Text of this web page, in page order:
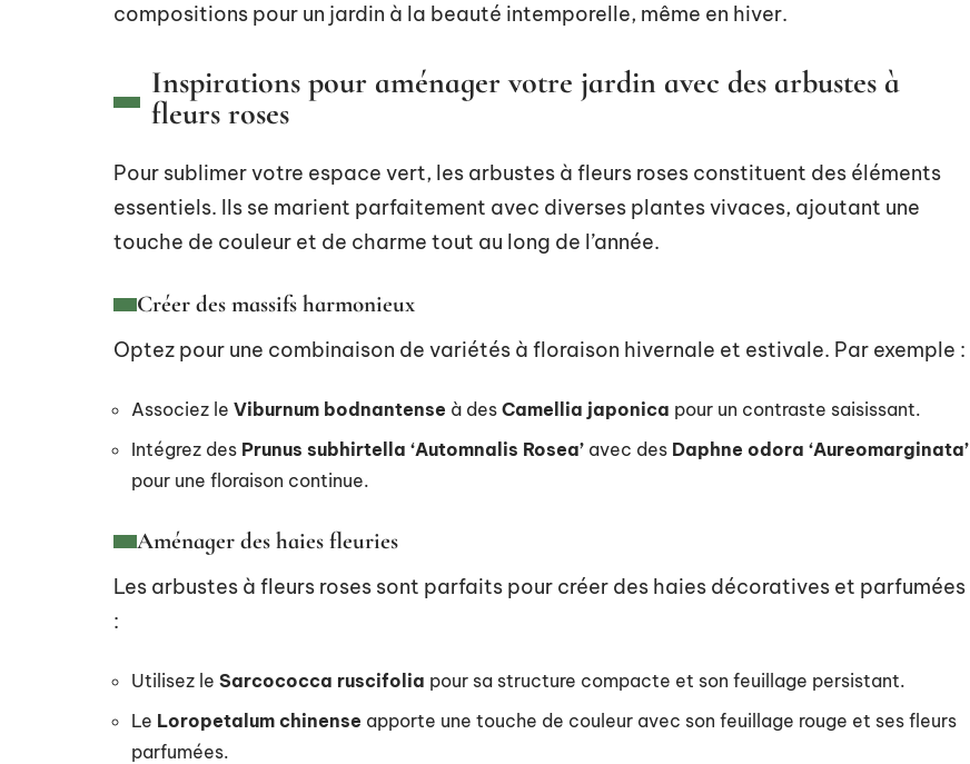
compositions pour un jardin à la beauté intemporelle, même en hiver.
Inspirations pour aménager votre jardin avec des arbustes à
fleurs roses
Pour sublimer votre espace vert, les arbustes à fleurs roses constituent des éléments
essentiels. Ils se marient parfaitement avec diverses plantes vivaces, ajoutant une
touche de couleur et de charme tout au long de l’année.
Créer des massifs harmonieux
Optez pour une combinaison de variétés à floraison hivernale et estivale. Par exemple :
Associez le Viburnum bodnantense à des Camellia japonica pour un contraste saisissant.
Intégrez des Prunus subhirtella ‘Automnalis Rosea’ avec des Daphne odora ‘Aureomarginata’
pour une floraison continue.
Aménager des haies fleuries
Les arbustes à fleurs roses sont parfaits pour créer des haies décoratives et parfumées
:
Utilisez le Sarcococca ruscifolia pour sa structure compacte et son feuillage persistant.
Le Loropetalum chinense apporte une touche de couleur avec son feuillage rouge et ses fleurs
parfumées.